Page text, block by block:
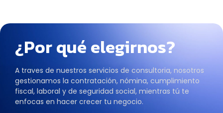
¿Por qué elegirnos?
A traves de nuestros servicios de consultoria, nosotros
gestionamos la contratación, nómina, cumplimiento
fiscal, laboral y de seguridad social, mientras tú te
enfocas en hacer crecer tu negocio.